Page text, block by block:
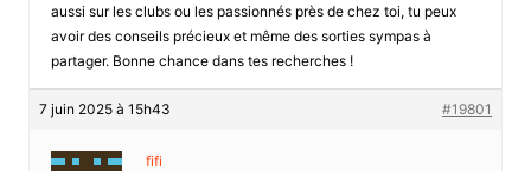
aussi sur les clubs ou les passionnés près de chez toi, tu peux
avoir des conseils précieux et même des sorties sympas à
partager. Bonne chance dans tes recherches !
7 juin 2025 à 15h43 #19801
fifi